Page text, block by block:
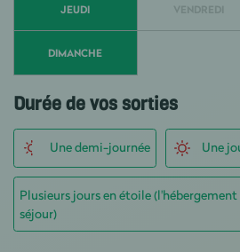
JEUDI VENDREDI
DIMANCHE
Durée de vos sorties
Une demi-journée Une
Plusieurs jours en étoile
séjour)